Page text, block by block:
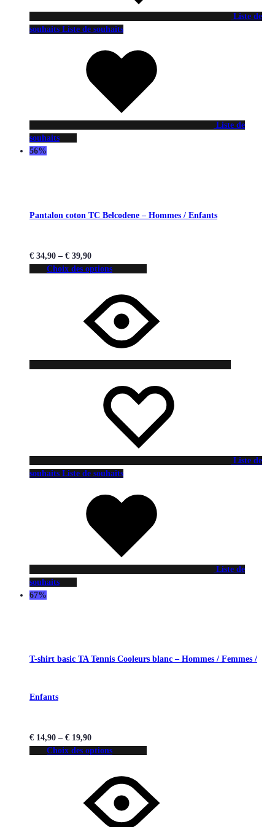
Liste de
souhaits Liste de souhaits
Liste de
souhaits
56%
Pantalon coton TC Belcodene – Hommes / Enfants
€ 34,90 – € 39,90
Choix des options
Liste de
souhaits Liste de souhaits
Liste de
souhaits
67%
T-shirt basic TA Tennis Cooleurs blanc – Hommes / Femmes /
Enfants
€ 14,90 – € 19,90
Choix des options